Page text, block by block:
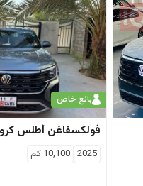
بائع خاص
فولكسفاغن أطلس
2025
10,100 كم